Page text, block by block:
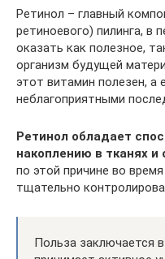
Ретинол – главный
ретиноевого) пилинга, в
оказать как полезное,
организм будущей
этот витамин полезен, а
неблагоприятными
Ретинол обладает
накоплению в тканях и
по этой причине во
тщательно
Польза заключается